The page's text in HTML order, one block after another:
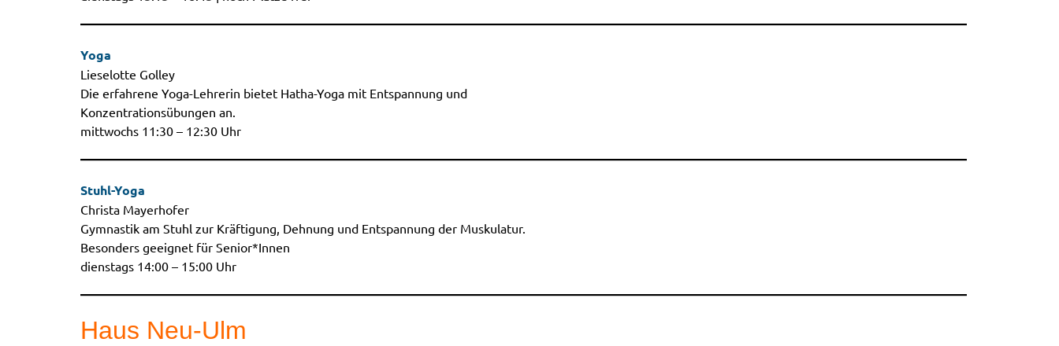
Yoga
Lieselotte Golley
Die erfahrene Yoga-Lehrerin bietet Hatha-Yoga mit Entspannung und
Konzentrationsübungen an.
mittwochs 11:30 – 12:30 Uhr
Stuhl-Yoga
Christa Mayerhofer
Gymnastik am Stuhl zur Kräftigung, Dehnung und Entspannung der Muskulatur.
Besonders geeignet für Senior*Innen
dienstags 14:00 – 15:00 Uhr
Haus Neu-Ulm